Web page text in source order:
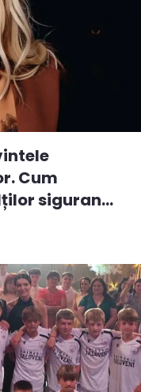
Cum
siguran...